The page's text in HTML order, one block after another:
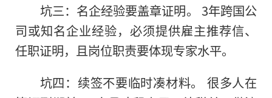
坑三：名企经验要盖章证明。 3年跨国公
司或知名企业经验，必须提供雇主推荐信、
任职证明，且岗位职责要体现专家水平。
坑四：续签不要临时凑材料。 很多人在